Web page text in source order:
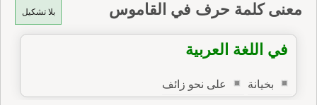
بلا تشكيل معنى كلمة حرف في القاموس
في اللغة العربية
بخيانة على نحو زائف